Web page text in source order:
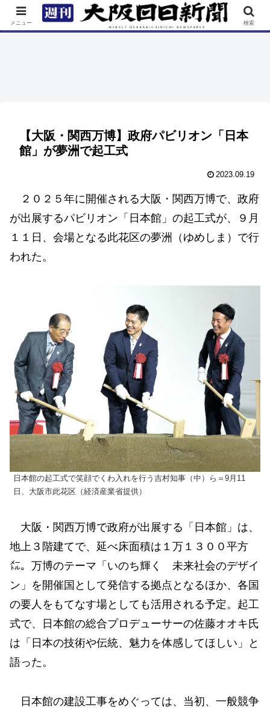
TOP 特集 ニュース 連載 街ネタ イベント
【大阪・関西万博】政府パビリオン「日本
館」が夢洲で起工式
2023.09.19
２０２５年に開催される大阪・関西万博で、政府
が出展するパビリオン「日本館」の起工式が、９月
１１日、会場となる此花区の夢洲（ゆめしま）で行
われた。
日本館の起工式で笑顔でくわ入れを行う吉村知事（中）ら＝9月11
日、大阪市此花区（経済産業省提供）
大阪・関西万博で政府が出展する「日本館」は、
地上３階建てで、延べ床面積は１万１３００平方
㍍。万博のテーマ「いのち輝く 未来社会のデザイ
ン」を開催国として発信する拠点となるほか、各国
の要人をもてなす場としても活用される予定。起工
式で、日本館の総合プロデューサーの佐藤オオキ氏
は「日本の技術や伝統、魅力を体感してほしい」と
語った。
日本館の建設工事をめぐっては、当初、一般競争
メニュー 検索